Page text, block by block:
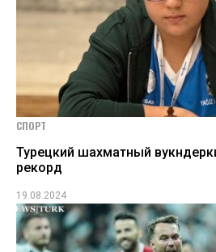
СПОРТ
Турецкий шахматный
рекорд
19.08.2024